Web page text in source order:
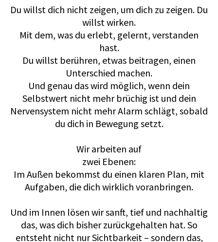
Du willst dich nicht zeigen, um dich zu zeigen. Du
willst wirken.
Mit dem, was du erlebt, gelernt, verstanden
hast.
Du willst berühren, etwas beitragen, einen
Unterschied machen.
Und genau das wird möglich, wenn dein
Selbstwert nicht mehr brüchig ist und dein
Nervensystem nicht mehr Alarm schlägt, sobald
du dich in Bewegung setzt.
Wir arbeiten auf
zwei Ebenen:
Im Außen bekommst du einen klaren Plan, mit
Aufgaben, die dich wirklich voranbringen.
Und im Innen lösen wir sanft, tief und nachhaltig
das, was dich bisher zurückgehalten hat. So
entsteht nicht nur Sichtbarkeit – sondern das,